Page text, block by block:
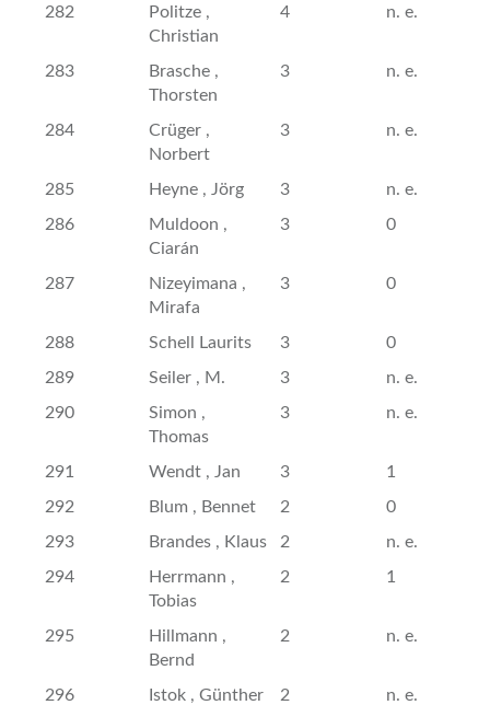
282
Politze ,
Christian
4 n. e.
283
Brasche ,
Thorsten
3 n. e.
284
Crüger ,
Norbert
3 n. e.
285 Heyne , Jörg 3
n. e.
286
Muldoon ,
Ciarán
3 0
287
Nizeyimana ,
Mirafa
3 0
288 Schell Laurits 3
0
289
Seiler , M. 3
n. e.
290
Simon ,
Thomas
3 n. e.
291 Wendt , Jan 3
1
292
Blum , Bennet 2
0
293
Brandes , Klaus 2
n. e.
294
Herrmann ,
Tobias
2 1
295
Hillmann ,
Bernd
2 n. e.
296 Istok , Günther 2
n. e.